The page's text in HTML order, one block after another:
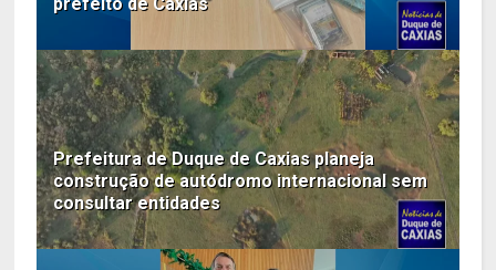
prefeito de Caxias
Prefeitura de Duque de Caxias planeja
construção de autódromo internacional sem
consultar entidades